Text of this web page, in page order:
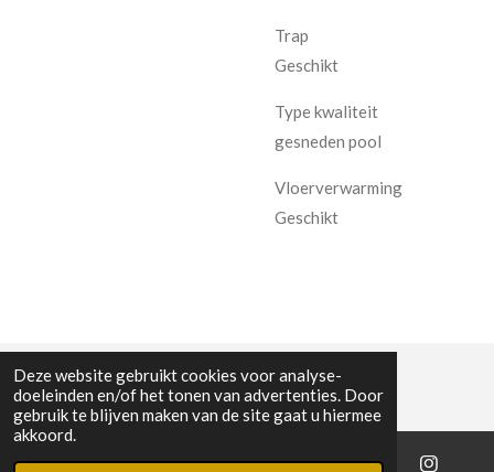
Deze website gebruikt cookies voor analyse-
doeleinden en/of het tonen van advertenties. Door
gebruik te blijven maken van de site gaat u hiermee
akkoord.
Trap
Geschikt
Type kwaliteit
gesneden pool
Vloerverwarming
Geschikt